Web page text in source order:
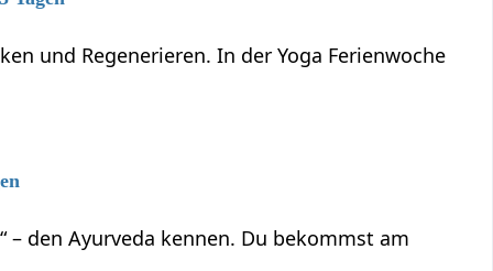
und Regenerieren. In der Yoga Ferienwoche
– den Ayurveda kennen. Du bekommst am